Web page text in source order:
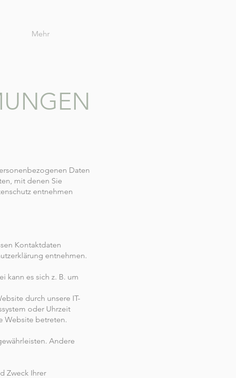
Mehr
Daten
mit denen Sie
entnehmen
Kontaktdaten
entnehmen.
kann es sich z. B. um
durch unsere IT-
oder Uhrzeit
Website betreten.
Andere
Zweck Ihrer